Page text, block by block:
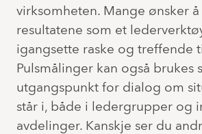
virksomheten. Mange ønsker
resultatene som et
igangsette raske og treffende
Pulsmålinger kan også brukes
utgangspunkt for dialog om
står i, både i ledergrupper og
avdelinger. Kanskje ser du